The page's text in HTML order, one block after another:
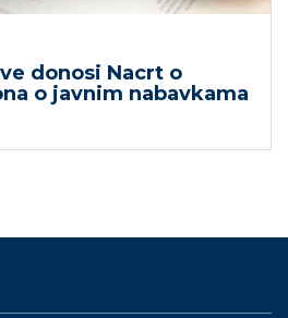
donosi Nacrt o
o javnim nabavkama